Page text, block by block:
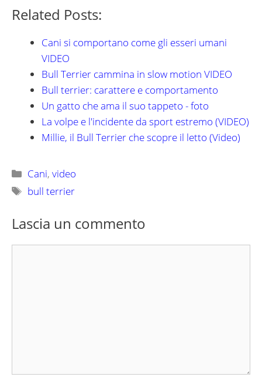
Related Posts:
Cani si comportano come gli esseri umani
VIDEO
Bull Terrier cammina in slow motion VIDEO
Bull terrier: carattere e comportamento
Un gatto che ama il suo tappeto - foto
La volpe e l'incidente da sport estremo (VIDEO)
Millie, il Bull Terrier che scopre il letto (Video)
Categorie
Cani,video
Tag
bull terrier
Lascia un commento